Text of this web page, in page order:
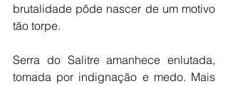
brutalidade pôde nascer de um motivo
tão torpe.
Serra do Salitre amanhece enlutada,
tomada por indignação e medo. Mais